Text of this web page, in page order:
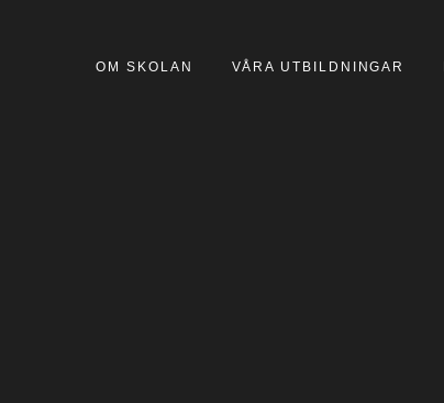
OM SKOLAN VÅRA UTBILDNINGAR